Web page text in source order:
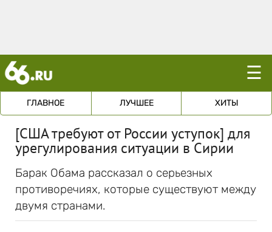
☰
ГЛАВНОЕ ЛУЧШЕЕ ХИТЫ
[США требуют от России уступок] для
урегулирования ситуации в Сирии
Барак Обама рассказал о серьезных
противоречиях, которые существуют между
двумя странами.